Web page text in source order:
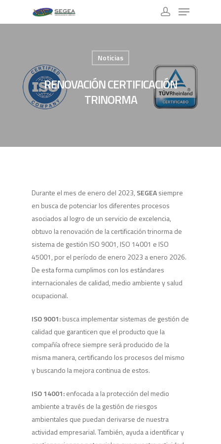
Noticias
RENOVACIÓN CERTIFICACIÓN
TRINORMA
Durante el mes de enero del 2023, SEGEAsiempre
en busca de potenciar los diferentes procesos
asociados al logro de un servicio de excelencia,
obtuvo la renovación de la certificación trinorma de
sistema de gestión ISO 9001, ISO 14001 e ISO
45001, por el período de enero 2023 a enero 2026.
De esta forma cumplimos con los estándares
internacionales de calidad, medio ambiente y salud
ocupacional.
ISO 9001:busca implementar sistemas de gestión de
calidad que garanticen que el producto que la
compañía ofrece siempre será producido de la
misma manera, certificando los procesos del mismo
y buscando la mejora continua de estos.
ISO 14001:enfocada a la protección del medio
ambiente a través de la gestión de riesgos
ambientales que puedan derivarse de nuestra
actividad empresarial. También, ayuda a identificar y